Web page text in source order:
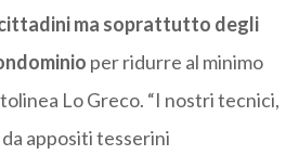
ma soprattutto degli
per ridurre al minimo
Lo Greco. “I nostri tecnici,
appositi tesserini